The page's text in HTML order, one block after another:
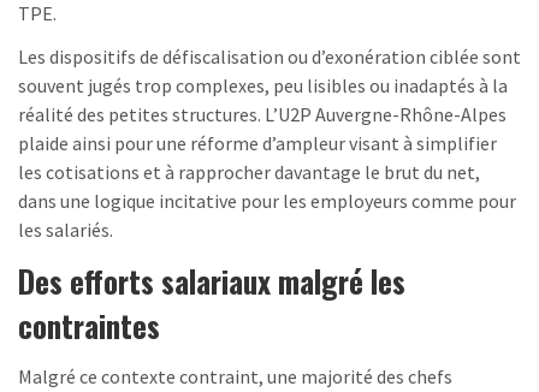
TPE.
Les dispositifs de défiscalisation ou d’exonération ciblée sont
souvent jugés trop complexes, peu lisibles ou inadaptés à la
réalité des petites structures. L’U2P Auvergne-Rhône-Alpes
plaide ainsi pour une réforme d’ampleur visant à simplifier
les cotisations et à rapprocher davantage le brut du net,
dans une logique incitative pour les employeurs comme pour
les salariés.
Des efforts salariaux malgré les
contraintes
Malgré ce contexte contraint, une majorité des chefs